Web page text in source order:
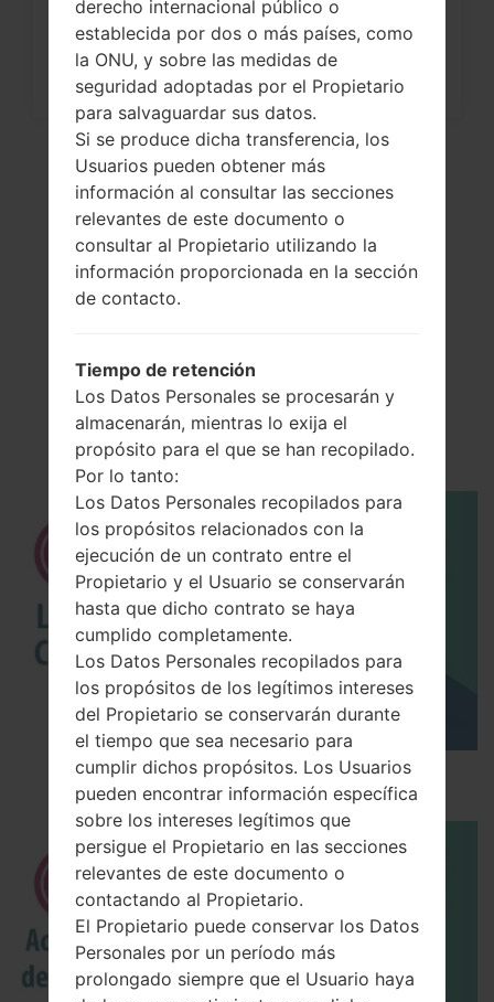
El vídeo
LGH443(LGH443)
akaLG Escape 2
Los 5 principales Códigos Secretos para LG!
derecho internacional público o
establecida por dos o más países, como
la ONU, y sobre las medidas de
seguridad adoptadas por el Propietario
para salvaguardar sus datos.
Si se produce dicha transferencia, los
Usuarios pueden obtener más
información al consultar las secciones
relevantes de este documento o
consultar al Propietario utilizando la
información proporcionada en la sección
de contacto.
Tiempo de retención
Los Datos Personales se procesarán y
almacenarán, mientras lo exija el
propósito para el que se han recopilado.
Por lo tanto:
Los Datos Personales recopilados para
los propósitos relacionados con la
ejecución de un contrato entre el
Propietario y el Usuario se conservarán
hasta que dicho contrato se haya
cumplido completamente.
Los Datos Personales recopilados para
los propósitos de los legítimos intereses
del Propietario se conservarán durante
el tiempo que sea necesario para
cumplir dichos propósitos. Los Usuarios
pueden encontrar información específica
sobre los intereses legítimos que
persigue el Propietario en las secciones
relevantes de este documento o
contactando al Propietario.
El Propietario puede conservar los Datos
Personales por un período más
prolongado siempre que el Usuario haya